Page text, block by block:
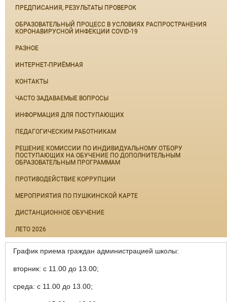
ПРЕДПИСАНИЯ, РЕЗУЛЬТАТЫ ПРОВЕРОК
ОБРАЗОВАТЕЛЬНЫЙ ПРОЦЕСС В УСЛОВИЯХ РАСПРОСТРАНЕНИЯ
КОРОНАВИРУСНОЙ ИНФЕКЦИИ COVID-19
РАЗНОЕ
ИНТЕРНЕТ-ПРИЁМНАЯ
КОНТАКТЫ
ЧАСТО ЗАДАВАЕМЫЕ ВОПРОСЫ
ИНФОРМАЦИЯ ДЛЯ ПОСТУПАЮЩИХ
ПЕДАГОГИЧЕСКИМ РАБОТНИКАМ
РЕШЕНИЕ КОМИССИИ ПО ИНДИВИДУАЛЬНОМУ ОТБОРУ
ПОСТУПАЮЩИХ НА ОБУЧЕНИЕ ПО ДОПОЛНИТЕЛЬНЫМ
ОБРАЗОВАТЕЛЬНЫМ ПРОГРАММАМ
ПРОТИВОДЕЙСТВИЕ КОРРУПЦИИ
МЕРОПРИЯТИЯ ПО ПУШКИНСКОЙ КАРТЕ
ДИСТАНЦИОННОЕ ОБУЧЕНИЕ
ЛЕТО 2026
График приема граждан администрацией школы:
вторник: с 11.00 до 13.00;
среда: с 11.00 до 13.00;